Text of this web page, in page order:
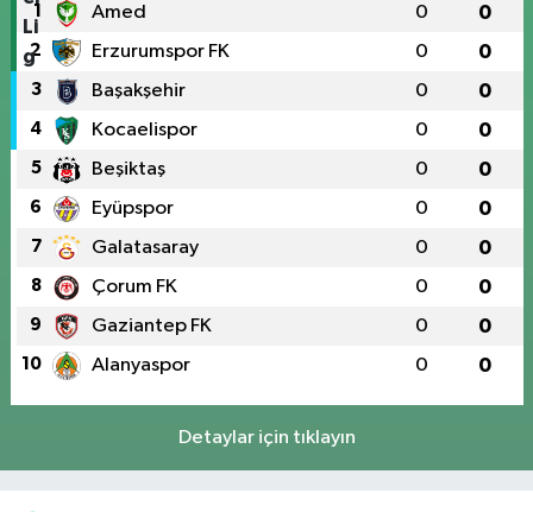
1 Amed 0 0
2 Erzurumspor FK 0 0
3 Başakşehir 0 0
4 Kocaelispor 0 0
5 Beşiktaş 0 0
6 Eyüpspor 0 0
7 Galatasaray 0 0
8 Çorum FK 0 0
9 Gaziantep FK 0 0
10 Alanyaspor 0 0
Detaylar için tıklayın